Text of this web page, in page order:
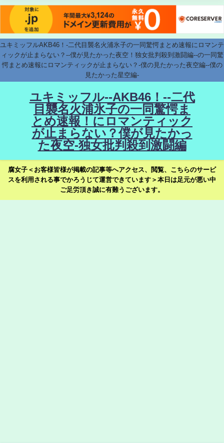
ユキミッフルAKB46！-二代目襲名火浦氷子の一同驚愕まとめ速報にロマンテ
ィックが止まらない？--僕が見たかった夜空！独女批判殺到激闘編--の一同驚
愕まとめ速報にロマンティックが止まらない？-僕の見たかった夜空編--僕の
見たかった星空編-
ユキミッフル--AKB46！--二代
目襲名火浦氷子の一同驚愕ま
とめ速報！にロマンティック
が止まらない？僕が見たかっ
た夜空-独女批判殺到激闘編
腐女子＜お客様皆様が掲載の記事等へアクセス、閲覧、こちらのサービ
スを利用される事でかろうじて運営できています＞本日は足元が悪い中
ご足労頂き誠に有難うございます。